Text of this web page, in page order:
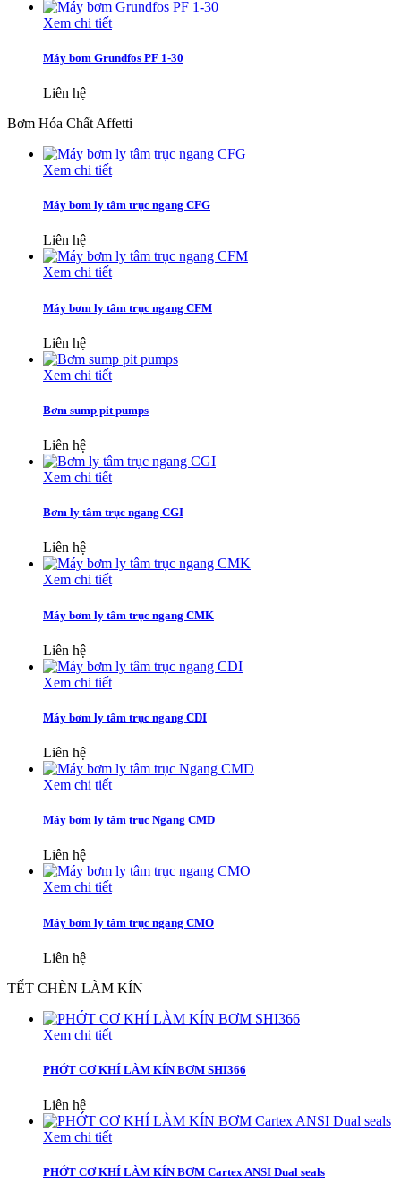
Xem chi tiết
Máy bơm Grundfos PF 1-30
Liên hệ
Bơm Hóa Chất Affetti
Xem chi tiết
Máy bơm ly tâm trục ngang CFG
Liên hệ
Xem chi tiết
Máy bơm ly tâm trục ngang CFM
Liên hệ
Xem chi tiết
Bơm sump pit pumps
Liên hệ
Xem chi tiết
Bơm ly tâm trục ngang CGI
Liên hệ
Xem chi tiết
Máy bơm ly tâm trục ngang CMK
Liên hệ
Xem chi tiết
Máy bơm ly tâm trục ngang CDI
Liên hệ
Xem chi tiết
Máy bơm ly tâm trục Ngang CMD
Liên hệ
Xem chi tiết
Máy bơm ly tâm trục ngang CMO
Liên hệ
TẾT CHÈN LÀM KÍN
Xem chi tiết
PHỚT CƠ KHÍ LÀM KÍN BƠM SHI366
Liên hệ
Xem chi tiết
PHỚT CƠ KHÍ LÀM KÍN BƠM Cartex ANSI Dual seals